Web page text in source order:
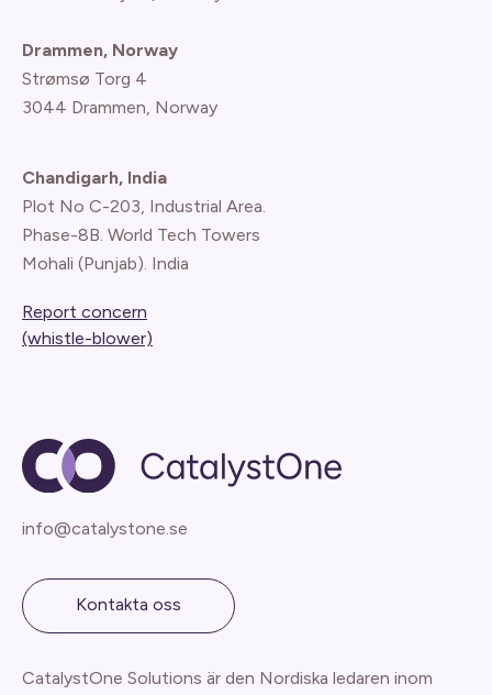
Drammen, Norway
Strømsø Torg 4
3044 Drammen, Norway
Chandigarh, India
Plot No C-203, Industrial Area.
Phase-8B. World Tech Towers
Mohali (Punjab). India
Report concern
(whistle-blower)
info@catalystone.se
Kontakta oss
CatalystOne Solutions är den Nordiska ledaren inom